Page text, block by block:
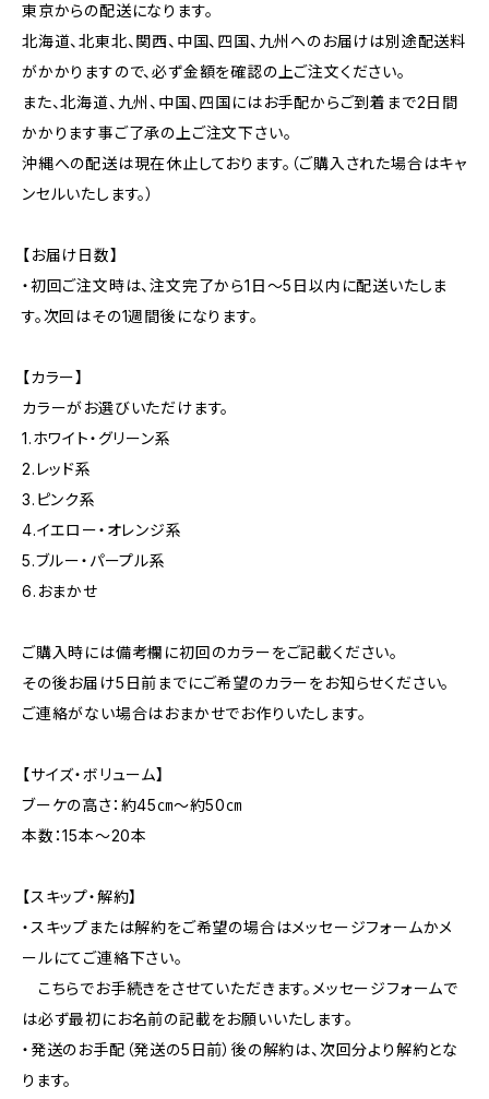
東京からの配送になります。
北海道、北東北、関西、中国、四国、九州へのお届けは別途配送料
がかかりますので、必ず金額を確認の上ご注文ください。
また、北海道、九州、中国、四国にはお手配からご到着まで2日間
かかります事ご了承の上ご注文下さい。
沖縄への配送は現在休止しております。（ご購入された場合はキャ
ンセルいたします。）
【お届け日数】
・初回ご注文時は、注文完了から1日～5日以内に配送いたしま
す。次回はその1週間後になります。
【カラー】
カラーがお選びいただけます。
1.ホワイト・グリーン系
2.レッド系
3.ピンク系
4.イエロー・オレンジ系
5.ブルー・パープル系
6.おまかせ
ご購入時には備考欄に初回のカラーをご記載ください。
その後お届け5日前までにご希望のカラーをお知らせください。
ご連絡がない場合はおまかせでお作りいたします。
【サイズ・ボリューム】
ブーケの高さ：約45㎝～約50㎝
本数：15本～20本
【スキップ・解約】
・スキップまたは解約をご希望の場合はメッセージフォームかメ
ールにてご連絡下さい。
こちらでお手続きをさせていただきます。メッセージフォームで
は必ず最初にお名前の記載をお願いいたします。
・発送のお手配（発送の5日前）後の解約は、次回分より解約とな
ります。